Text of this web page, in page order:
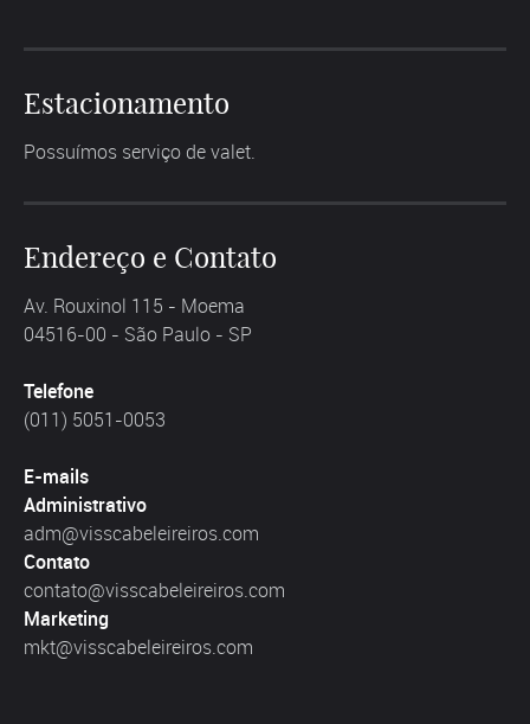
Estacionamento
Possuímos serviço de valet.
Endereço e Contato
Av. Rouxinol 115 - Moema
04516-00 - São Paulo - SP
Telefone
(011) 5051-0053
E-mails
Administrativo
adm@visscabeleireiros.com
Contato
contato@visscabeleireiros.com
Marketing
mkt@visscabeleireiros.com